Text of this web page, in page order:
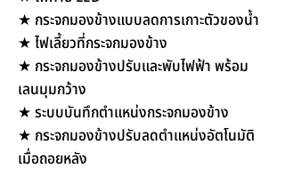
★ กระจกมองข้างแบบลดการเกาะตัวของน้ำ
★ ไฟเลี้ยวที่กระจกมองข้าง
★ กระจกมองข้างปรับและพับไฟฟ้า พร้อม
เลนมุมกว้าง
★ ระบบบันทึกตำแหน่งกระจกมองข้าง
★ กระจกมองข้างปรับลดตำแหน่งอัตโนมัติ
เมื่อถอยหลัง